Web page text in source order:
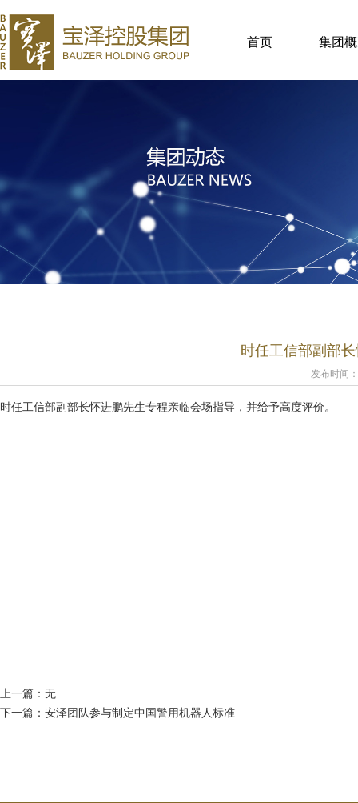
首页 集团
时任工信部副部
发布时间
时任工信部副部长怀进鹏先生专程亲临会场指导，并给予高度评价。
上一篇：无
下一篇： 安泽团队参与制定中国警用机器人标准